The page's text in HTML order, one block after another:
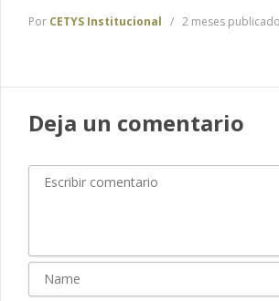
Por CETYS Institucional 2 meses publicado
Deja un comentario